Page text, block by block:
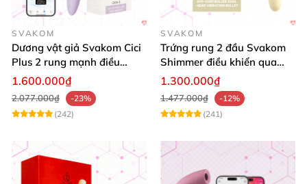
SVAKOM
Dương vật giả Svakom Cici
Plus 2 rung mạnh điều
khiển App an toàn
1.600.000₫
2.077.000₫
-23%
(242)
SVAKOM
Trứng rung 2 đầu Svakom
Shimmer điều khiển qua
App siêu kích thích
1.300.000₫
1.477.000₫
-12%
(241)